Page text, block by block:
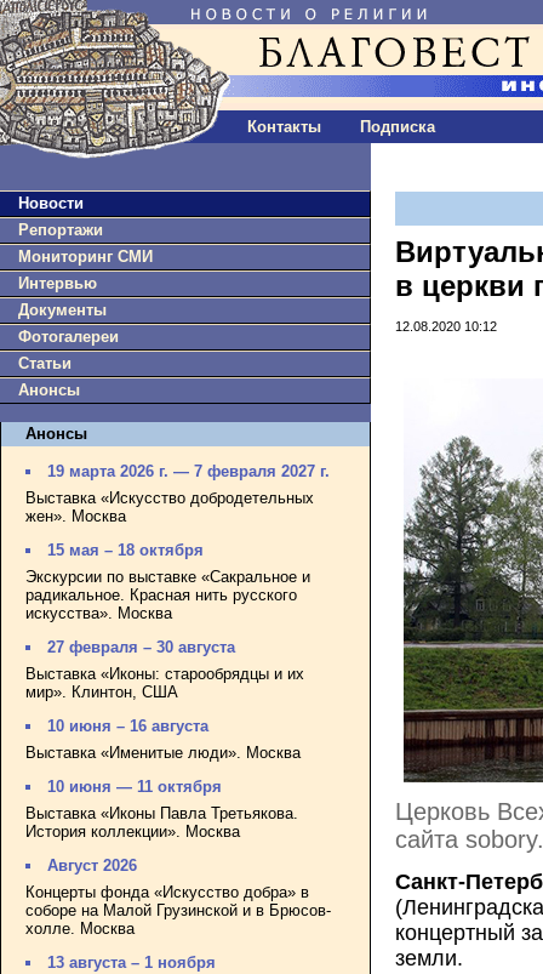
Контакты Подписка
Новости
Репортажи
Мониторинг СМИ
Интервью
Документы
Фотогалереи
Статьи
Анонсы
Анонсы
19 марта 2026 г. — 7 февраля 2027 г.
Выставка «Искусство добродетельных
жен». Москва
15 мая – 18 октября
Экскурсии по выставке «Сакральное и
радикальное. Красная нить русского
искусства». Москва
27 февраля – 30 августа
Выставка «Иконы: старообрядцы и их
мир». Клинтон, США
10 июня – 16 августа
Выставка «Именитые люди». Москва
10 июня — 11 октября
Выставка «Иконы Павла Третьякова.
История коллекции». Москва
Август 2026
Концерты фонда «Искусство добра» в
соборе на Малой Грузинской и в Брюсов-
холле. Москва
13 августа – 1 ноября
в церкви
12.08.2020 10:12
Церковь
сайта
Санкт-
концертный
земли.